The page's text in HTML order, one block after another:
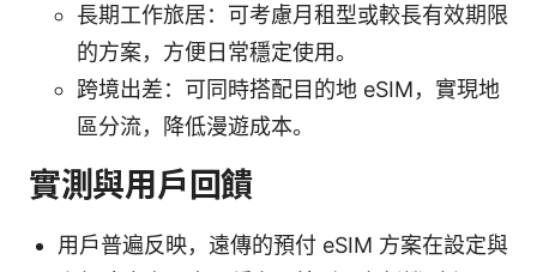
長期工作旅居：可考慮月租型或較長有效期限
的方案，方便日常穩定使用。
跨境出差：可同時搭配目的地 eSIM，實現地
區分流，降低漫遊成本。
實測與用戶回饋
用戶普遍反映，遠傳的預付 eSIM 方案在設定與